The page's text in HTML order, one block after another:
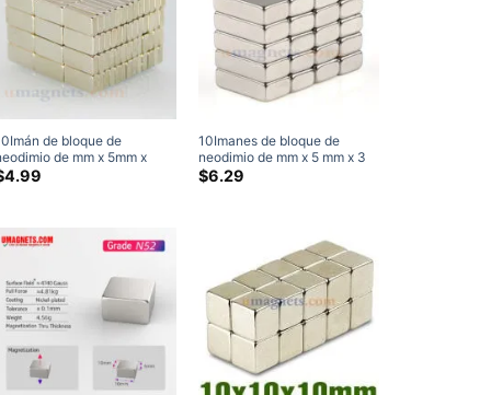
de bloque de
de mm x 5mm x
imanes rectangulares
4.99
10Imanes de bloque de
neodimio de mm x 5 mm x 3
mm Imanes planos N45
$6.29